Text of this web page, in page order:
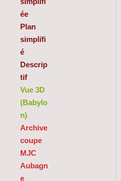
ée
Plan
simplifi
é
Descrip
tif
Vue 3D
(Babylo
n)
Archive
coupe
MJC
Aubagn
e